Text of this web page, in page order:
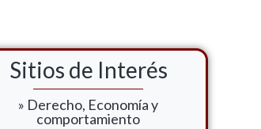
Sitios de Interés
» Derecho, Economía y
comportamiento